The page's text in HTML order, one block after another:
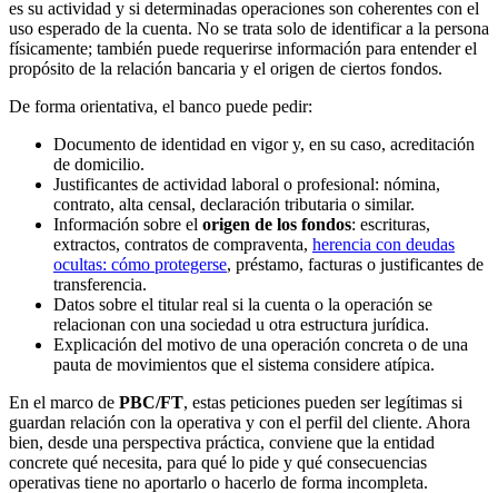
es su actividad y si determinadas operaciones son coherentes con el
uso esperado de la cuenta. No se trata solo de identificar a la persona
físicamente; también puede requerirse información para entender el
propósito de la relación bancaria y el origen de ciertos fondos.
De forma orientativa, el banco puede pedir:
Documento de identidad en vigor y, en su caso, acreditación
de domicilio.
Justificantes de actividad laboral o profesional: nómina,
contrato, alta censal, declaración tributaria o similar.
Información sobre el origen de los fondos: escrituras,
extractos, contratos de compraventa, herencia con deudas
ocultas: cómo protegerse, préstamo, facturas o justificantes de
transferencia.
Datos sobre el titular real si la cuenta o la operación se
relacionan con una sociedad u otra estructura jurídica.
Explicación del motivo de una operación concreta o de una
pauta de movimientos que el sistema considere atípica.
En el marco de PBC/FT, estas peticiones pueden ser legítimas si
guardan relación con la operativa y con el perfil del cliente. Ahora
bien, desde una perspectiva práctica, conviene que la entidad
concrete qué necesita, para qué lo pide y qué consecuencias
operativas tiene no aportarlo o hacerlo de forma incompleta.